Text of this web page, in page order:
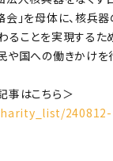
」を母体に、核兵
ることを実現する
や国への働きかけを
事はこちら＞